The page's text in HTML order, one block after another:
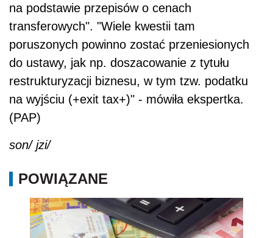
na podstawie przepisów o cenach
transferowych". "Wiele kwestii tam
poruszonych powinno zostać przeniesionych
do ustawy, jak np. doszacowanie z tytułu
restrukturyzacji biznesu, w tym tzw. podatku
na wyjściu (+exit tax+)" - mówiła ekspertka.
(PAP)
son/ jzi/
POWIĄZANE